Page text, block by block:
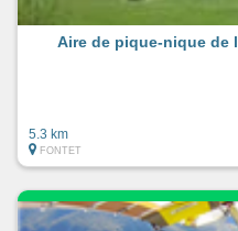
Aire de pique-nique de
5.3 km
FONTET